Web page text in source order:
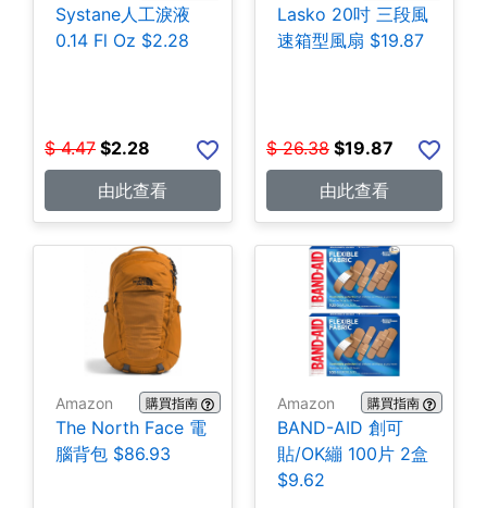
Systane人工淚液
0.14 Fl Oz $2.28
$ 4.47 $2.28
由此查看
Lasko 20吋 三段風
速箱型風扇 $19.87
$ 26.38 $19.87
由此查看
Amazon 購買指南
The North Face 電
腦背包 $86.93
Amazon 購買指南
BAND-AID 創可
貼/OK繃 100片 2盒
$9.62